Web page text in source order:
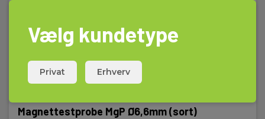
Magnettestprobe MgP Ø6,6mm (sort)
Vælg kundetype
Privat Erhverv